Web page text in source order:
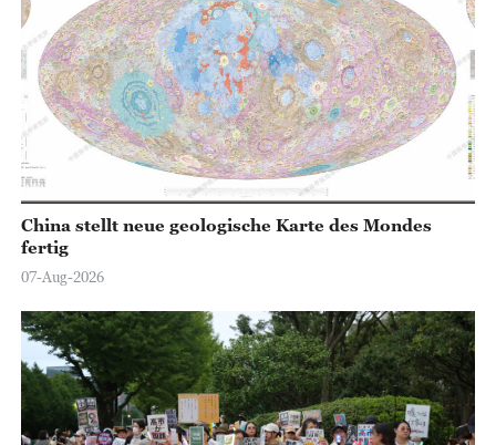
China stellt neue geologische Karte des Mondes
fertig
07-Aug-2026